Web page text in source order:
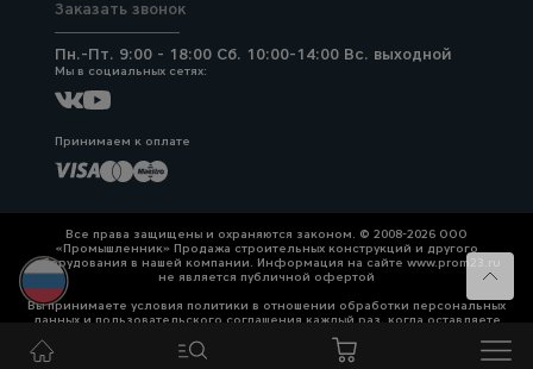
Заказать звонок
Пн.-Пт. 9:00 - 18:00 Сб. 10:00-14:00 Вс. выходной
Мы в социальных сетях:
Принимаем к оплате
Все права защищены и охраняются законом. © 2008-2026 ООО
«Промышленник» Продажа строительных конструкций и другого
оборудования в нашей компании. Информация на сайте www.prom23.ru
не является публичной офертой
Вы принимаете условия политики в отношении обработки персональных
данных и пользовательского соглашения каждый раз, когда оставляете
свои данные в любой форме обратной связи на сайте prom23.ru и его